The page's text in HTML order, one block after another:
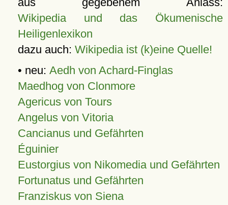
Wikipedia und das Ökumenische
Heiligenlexikon
dazu auch: Wikipedia ist (k)eine Quelle!
• neu: Aedh von Achard-Finglas
Maedhog von Clonmore
Agericus von Tours
Angelus von Vitoria
Cancianus und Gefährten
Éguinier
Eustorgius von Nikomedia und Gefährten
Fortunatus und Gefährten
Franziskus von Siena